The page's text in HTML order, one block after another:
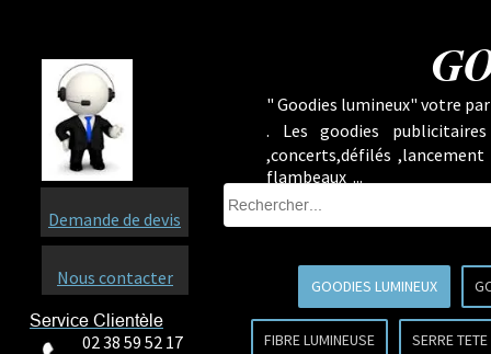
Service Clientèle
02 38 59 52 17
Demande de devis
Nous contacter
" Goodies lumineux" votre
. Les goodies
,concerts,défilés
flambeaux ...
GOODIES LUMINEUX
FIBRE LUMINEUSE SERRE TETE